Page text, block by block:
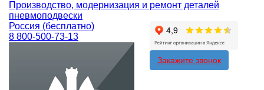
Производство, модернизация и ремонт деталей
пневмоподвески
Россия (бесплатно)
8 800-500-73-13
Закажите звонок